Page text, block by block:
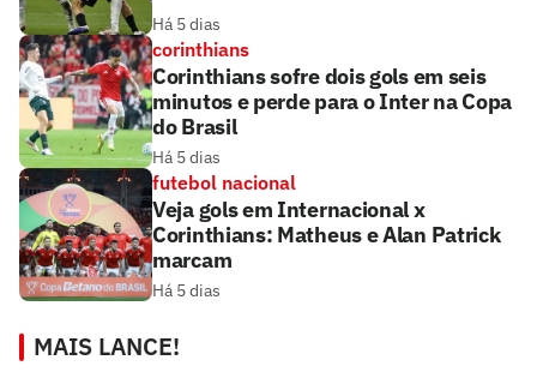
Há 5 dias
corinthians
Corinthians sofre dois gols em seis
minutos e perde para o Inter na Copa
do Brasil
Há 5 dias
futebol nacional
Veja gols em Internacional x
Corinthians: Matheus e Alan Patrick
marcam
Há 5 dias
MAIS LANCE!